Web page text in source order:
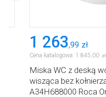
1 263,99 zł
Cena katalogowa: 1 845,00 zł
Miska WC z deską
wisząca bez
A34H688000 Roca